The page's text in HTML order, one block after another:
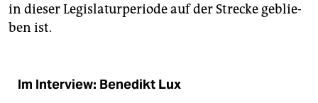
in die­ser Le­gis­la­tur­pe­ri­ode auf der Stre­cke ge­blie­
ben ist.
Im Interview: Benedikt Lux